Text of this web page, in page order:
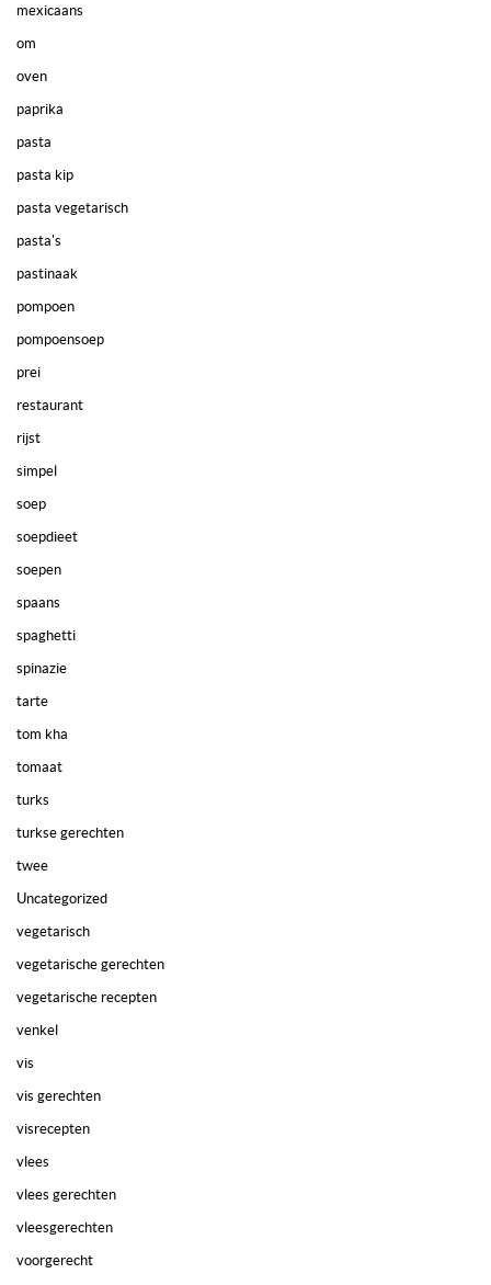
mexicaans
om
oven
paprika
pasta
pasta kip
pasta vegetarisch
pasta's
pastinaak
pompoen
pompoensoep
prei
restaurant
rijst
simpel
soep
soepdieet
soepen
spaans
spaghetti
spinazie
tarte
tom kha
tomaat
turks
turkse gerechten
twee
Uncategorized
vegetarisch
vegetarische gerechten
vegetarische recepten
venkel
vis
vis gerechten
visrecepten
vlees
vlees gerechten
vleesgerechten
voorgerecht